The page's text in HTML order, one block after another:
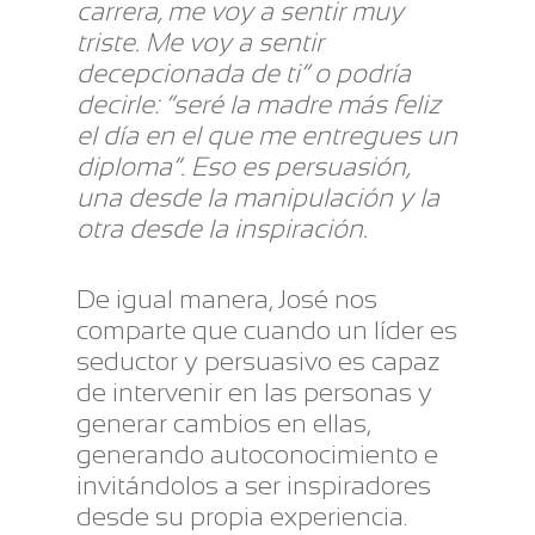
carrera, me voy a sentir muy
triste. Me voy a sentir
decepcionada de ti” o podría
decirle: “seré la madre más feliz
el día en el que me entregues un
diploma”. Eso es persuasión,
una desde la manipulación y la
otra desde la inspiración.
De igual manera, José nos
comparte que cuando un líder es
seductor y persuasivo es capaz
de intervenir en las personas y
generar cambios en ellas,
generando autoconocimiento e
invitándolos a ser inspiradores
desde su propia experiencia.